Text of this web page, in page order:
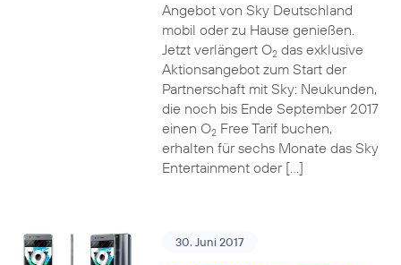
Angebot von Sky Deutschland
mobil oder zu Hause genießen.
Jetzt verlängert O2das exklusive
Aktionsangebot zum Start der
Partnerschaft mit Sky: Neukunden,
die noch bis Ende September 2017
einen O2Free Tarif buchen,
erhalten für sechs Monate das Sky
Entertainment oder […]
30. Juni 2017